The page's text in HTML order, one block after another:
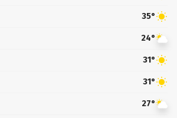
35°
24°
31°
31°
27°